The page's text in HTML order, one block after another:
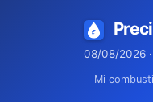
08/08/2026
Mi